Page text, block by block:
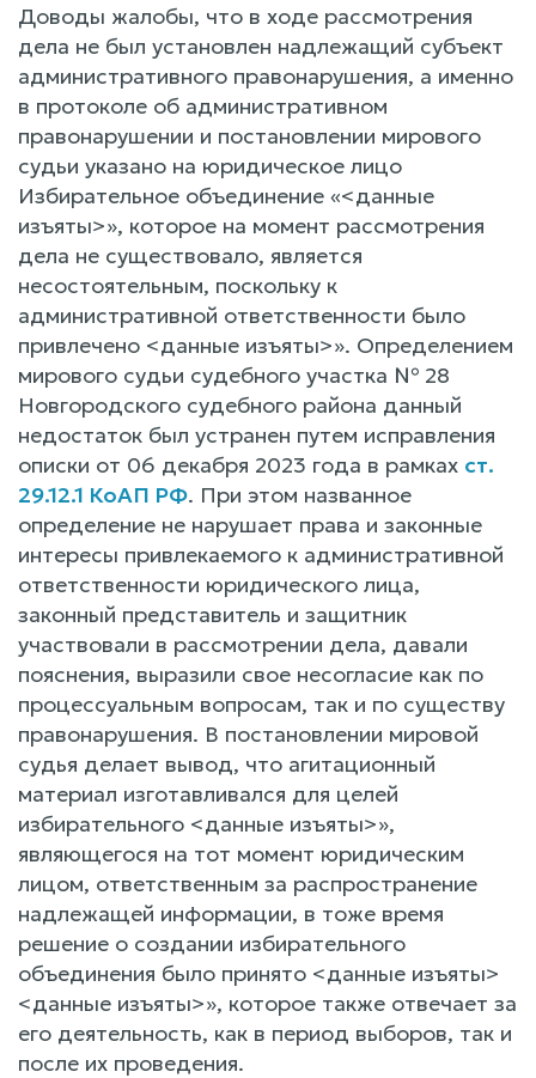
Доводы жалобы, что в ходе рассмотрения
дела не был установлен надлежащий субъект
административного правонарушения, а именно
в протоколе об административном
правонарушении и постановлении мирового
судьи указано на юридическое лицо
Избирательное объединение «<данные
изъяты>», которое на момент рассмотрения
дела не существовало, является
несостоятельным, поскольку к
административной ответственности было
привлечено <данные изъяты>». Определением
мирового судьи судебного участка № 28
Новгородского судебного района данный
недостаток был устранен путем исправления
описки от 06 декабря 2023 года в рамках ст.
29.12.1 КоАП РФ. При этом названное
определение не нарушает права и законные
интересы привлекаемого к административной
ответственности юридического лица,
законный представитель и защитник
участвовали в рассмотрении дела, давали
пояснения, выразили свое несогласие как по
процессуальным вопросам, так и по существу
правонарушения. В постановлении мировой
судья делает вывод, что агитационный
материал изготавливался для целей
избирательного <данные изъяты>»,
являющегося на тот момент юридическим
лицом, ответственным за распространение
надлежащей информации, в тоже время
решение о создании избирательного
объединения было принято <данные изъяты>
<данные изъяты>», которое также отвечает за
его деятельность, как в период выборов, так и
после их проведения.